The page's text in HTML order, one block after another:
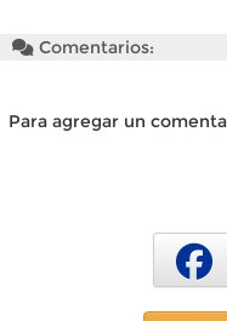
Comentarios:
Para agregar un